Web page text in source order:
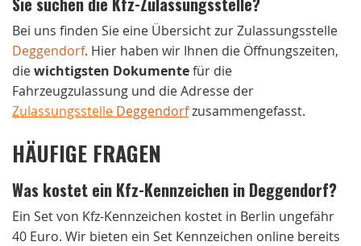
Bei uns finden Sie eine Übersicht zur Zulassungsstelle
Deggendorf. Hier haben wir Ihnen die Öffnungszeiten,
diewichtigsten Dokumentefür die
Fahrzeugzulassung und die Adresse der
Zulassungsstelle Deggendorfzusammengefasst.
HÄUFIGE FRAGEN
Was kostet ein Kfz-Kennzeichen in Deggendorf?
Ein Set von Kfz-Kennzeichen kostet in Berlin ungefähr
40 Euro. Wir bieten ein Set Kennzeichen online bereits